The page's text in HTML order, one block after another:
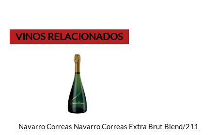
VINOS RELACIONADOS
Navarro Correas Navarro Correas Extra Brut Blend/211